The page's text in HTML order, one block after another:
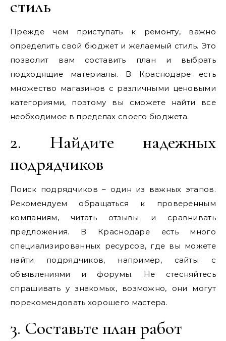
стиль
Прежде чем приступать к ремонту, важно
определить свой бюджет и желаемый стиль. Это
позволит вам составить план и выбрать
подходящие материалы. В Краснодаре есть
множество магазинов с различными ценовыми
категориями, поэтому вы сможете найти все
необходимое в пределах своего бюджета.
2. Найдите надежных
подрядчиков
Поиск подрядчиков – один из важных этапов.
Рекомендуем обращаться к проверенным
компаниям, читать отзывы и сравнивать
предложения. В Краснодаре есть много
специализированных ресурсов, где вы можете
найти подрядчиков, например, сайты с
объявлениями и форумы. Не стесняйтесь
спрашивать у знакомых, возможно, они могут
порекомендовать хорошего мастера.
3. Составьте план работ